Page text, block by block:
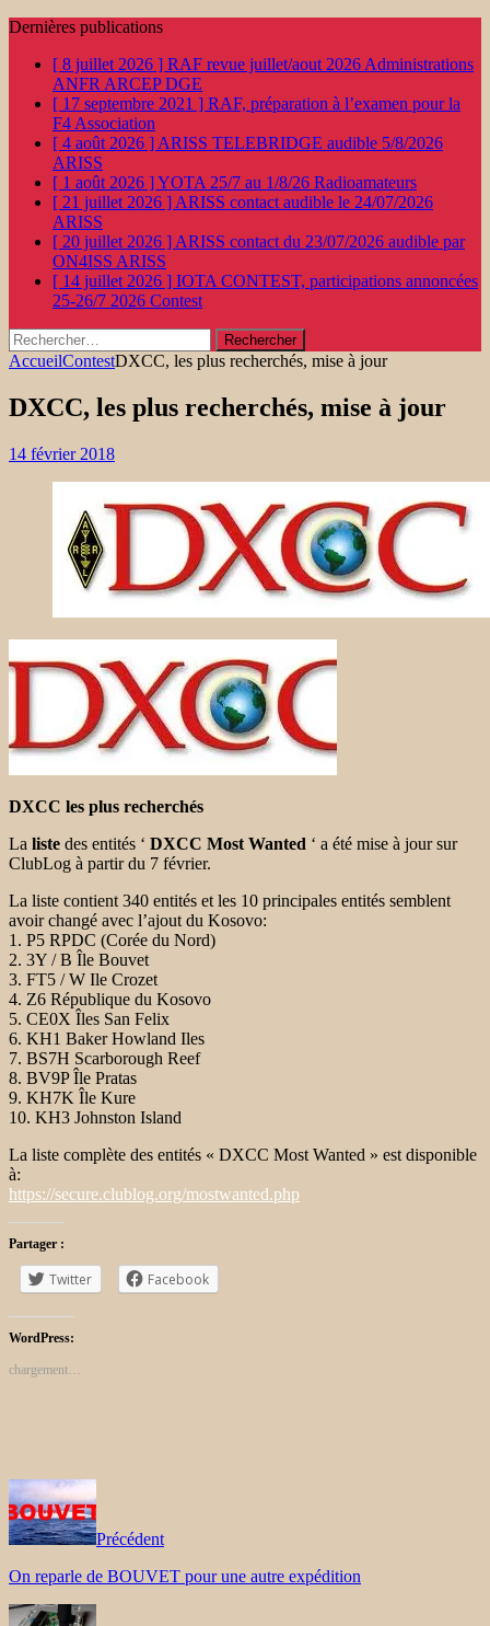
Dernières publications
[ 8 juillet 2026 ] RAF revue juillet/aout 2026 Administrations
ANFR ARCEP DGE
[ 17 septembre 2021 ] RAF, préparation à l’examen pour la
F4 Association
[ 4 août 2026 ] ARISS TELEBRIDGE audible 5/8/2026
ARISS
[ 1 août 2026 ]YOTA 25/7 au 1/8/26 Radioamateurs
[ 21 juillet 2026 ] ARISS contact audible le 24/07/2026
ARISS
[ 20 juillet 2026 ] ARISS contact du 23/07/2026 audible par
ON4ISS ARISS
[ 14 juillet 2026 ] IOTA CONTEST, participations annoncées
25-26/7 2026 Contest
Rechercher :
AccueilContestDXCC, les plus recherchés, mise à jour
DXCC, les plus recherchés, mise à jour
14 février 2018
DXCC les plus recherchés
La liste des entités ‘ DXCC Most Wanted ‘ a été mise à jour sur
ClubLog à partir du 7 février.
La liste contient 340 entités et les 10 principales entités semblent
avoir changé avec l’ajout du Kosovo:
1. P5 RPDC (Corée du Nord)
2. 3Y / B Île Bouvet
3. FT5 / W Ile Crozet
4. Z6 République du Kosovo
5. CE0X Îles San Felix
6. KH1 Baker Howland Iles
7. BS7H Scarborough Reef
8. BV9P Île Pratas
9. KH7K Île Kure
10. KH3 Johnston Island
La liste complète des entités « DXCC Most Wanted » est disponible
à:
https://secure.clublog.org/mostwanted.php
Partager :
Twitter Facebook
WordPress:
chargement…
Précédent
On reparle de BOUVET pour une autre expédition